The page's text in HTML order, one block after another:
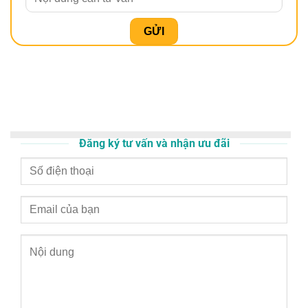
Đăng ký tư vấn và nhận ưu đãi